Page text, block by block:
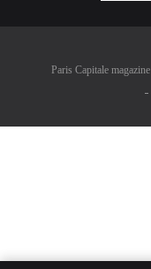
Paris Capitale magazine